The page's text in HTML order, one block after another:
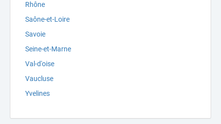
Rhône
Saône-et-Loire
Savoie
Seine-et-Marne
Val-d'oise
Vaucluse
Yvelines